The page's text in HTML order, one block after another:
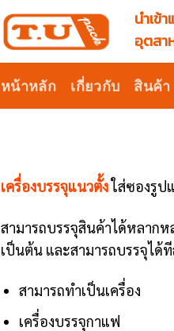
นำเข้
อุตสา
หน้าหลัก เกี่ยวกับ สินค้า
เครื่องบรรจุแนวตั้งใส่ซองรูป
สามารถบรรจุสินค้าได้หลาก
เป็นต้น และสามารถบรรจุได้
สามารถทำเป็นเครื่อง
เครื่องบรรจุกาแฟ